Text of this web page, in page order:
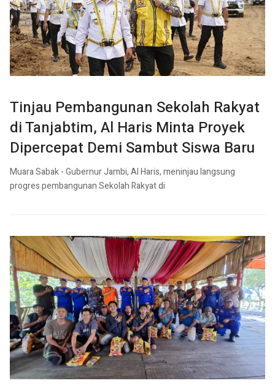
Tinjau Pembangunan Sekolah Rakyat
di Tanjabtim, Al Haris Minta Proyek
Dipercepat Demi Sambut Siswa Baru
Muara Sabak - Gubernur Jambi, Al Haris, meninjau langsung
progres pembangunan Sekolah Rakyat di